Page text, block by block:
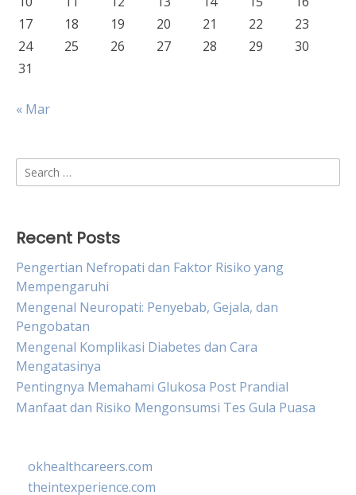
17
18 19 20 21 22
23
24
25 26 27 28 29
30
31
« Mar
Search
for:
Recent Posts
Pengertian Nefropati dan Faktor Risiko yang
Mempengaruhi
Mengenal Neuropati: Penyebab, Gejala, dan
Pengobatan
Mengenal Komplikasi Diabetes dan Cara
Mengatasinya
Pentingnya Memahami Glukosa Post Prandial
Manfaat dan Risiko Mengonsumsi Tes Gula Puasa
okhealthcareers.com
theintexperience.com